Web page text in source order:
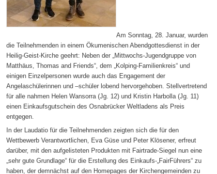
Am Sonntag, 28. Januar, wurden
die Teilnehmenden in einem Ökumenischen Abendgottesdienst in der
Heilig-Geist-Kirche geehrt: Neben der „Mittwochs-Jugendgruppe von
Matthäus, Thomas and Friends“, dem „Kolping-Familienkreis“ und
einigen Einzelpersonen wurde auch das Engagement der
Angelaschülerinnen und –schüler lobend hervorgehoben. Stellvertretend
für alle nahmen Helen Wansorra (Jg. 12) und Kristin Harbolla (Jg. 11)
einen Einkaufsgutschein des Osnabrücker Weltladens als Preis
entgegen.
In der Laudatio für die Teilnehmenden zeigten sich die für den
Wettbewerb Verantwortlichen, Eva Güse und Peter Klösener, erfreut
darüber, mit den aufgelisteten Produkten mit Fairtrade-Siegel nun eine
„sehr gute Grundlage“ für die Erstellung des Einkaufs-„FairFührers“ zu
haben, der demnächst auf den Homepages der Kirchengemeinden zu